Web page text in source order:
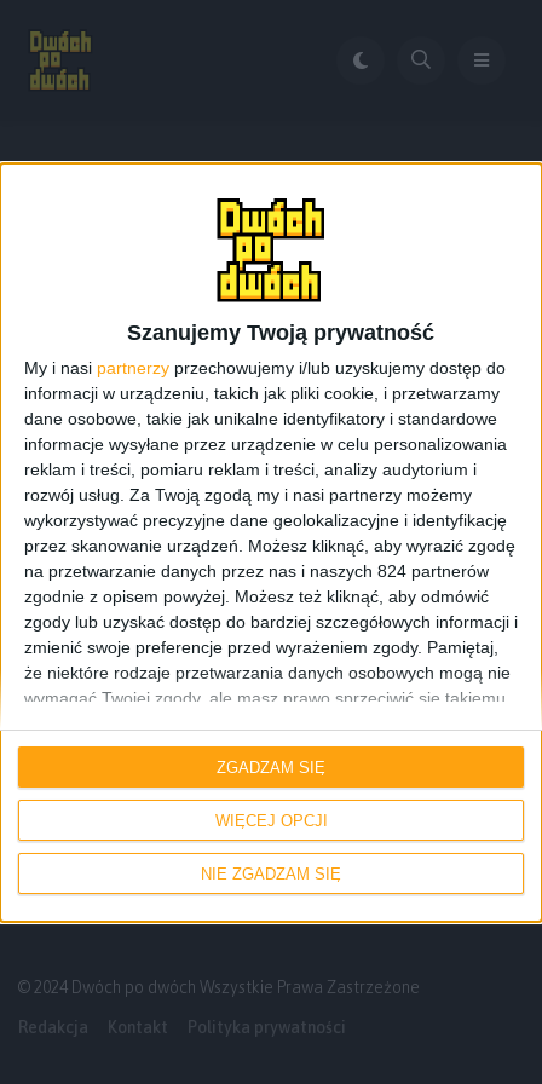
Szanujemy Twoją prywatność
My i nasi partnerzy przechowujemy i/lub uzyskujemy dostęp do
informacji w urządzeniu, takich jak pliki cookie, i przetwarzamy
dane osobowe, takie jak unikalne identyfikatory i standardowe
informacje wysyłane przez urządzenie w celu personalizowania
reklam i treści, pomiaru reklam i treści, analizy audytorium i
rozwój usług. Za Twoją zgodą my i nasi partnerzy możemy
wykorzystywać precyzyjne dane geolokalizacyjne i identyfikację
przez skanowanie urządzeń. Możesz kliknąć, aby wyrazić zgodę
na przetwarzanie danych przez nas i naszych 824 partnerów
zgodnie z opisem powyżej. Możesz też kliknąć, aby odmówić
zgody lub uzyskać dostęp do bardziej szczegółowych informacji i
zmienić swoje preferencje przed wyrażeniem zgody. Pamiętaj,
że niektóre rodzaje przetwarzania danych osobowych mogą nie
wymagać Twojej zgody, ale masz prawo sprzeciwić się takiemu
do tej witryny. Możesz w dowolnym momencie zmienić swoje
preferencje lub wycofać zgodę, wracając na tę stronę i klikając
przycisk "Prywatność" na dole strony.
WIĘCEJ OPCJI
NIE ZGADZAM SIĘ
ZGADZAM SIĘ
Apple iPhone 13 mini
Apple iPhone 13 mini
Małe smartfony w 2023 roku. Co można
© 2024 Dwóch po dwóch Wszystkie Prawa Zastrzeżone
Redakcja Kontakt Polityka prywatności